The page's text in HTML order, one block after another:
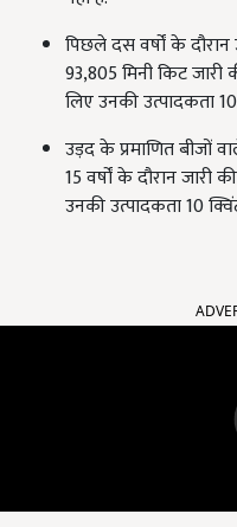
पिछले दस वर्षों के
93,805 मिनी किट
लिए उनकी उत्पादकता
उड़द के प्रमाणित बीजों
15 वर्षों के दौरान
उनकी उत्पादकता 10